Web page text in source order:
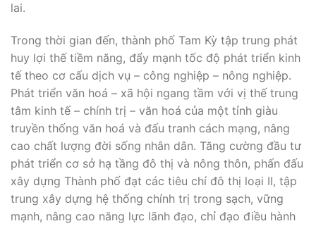
lai.
Trong thời gian đến, thành phố Tam Kỳ tập trung phát
huy lợi thế tiềm năng, đẩy mạnh tốc độ phát triển kinh
tế theo cơ cấu dịch vụ – công nghiệp – nông nghiệp.
Phát triển văn hoá – xã hội ngang tầm với vị thế trung
tâm kinh tế – chính trị – văn hoá của một tỉnh giàu
truyền thống văn hoá và đấu tranh cách mạng, nâng
cao chất lượng đời sống nhân dân. Tăng cường đầu tư
phát triển cơ sở hạ tầng đô thị và nông thôn, phấn đấu
xây dựng Thành phố đạt các tiêu chí đô thị loại II, tập
trung xây dựng hệ thống chính trị trong sạch, vững
mạnh, nâng cao năng lực lãnh đạo, chỉ đạo điều hành